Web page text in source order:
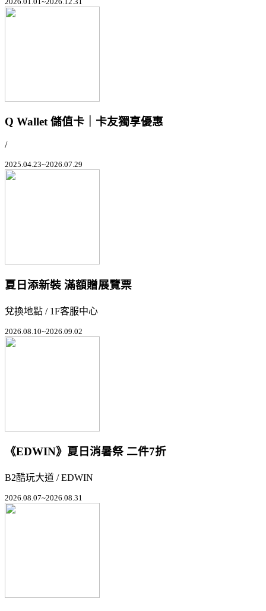
Q Wallet 儲值卡｜卡友獨享優惠
/
2025.04.23~2026.07.29
夏日添新裝 滿額贈展覽票
兌換地點 / 1F客服中心
2026.08.10~2026.09.02
《EDWIN》夏日消暑祭 二件7折
B2酷玩大道 / EDWIN
2026.08.07~2026.08.31